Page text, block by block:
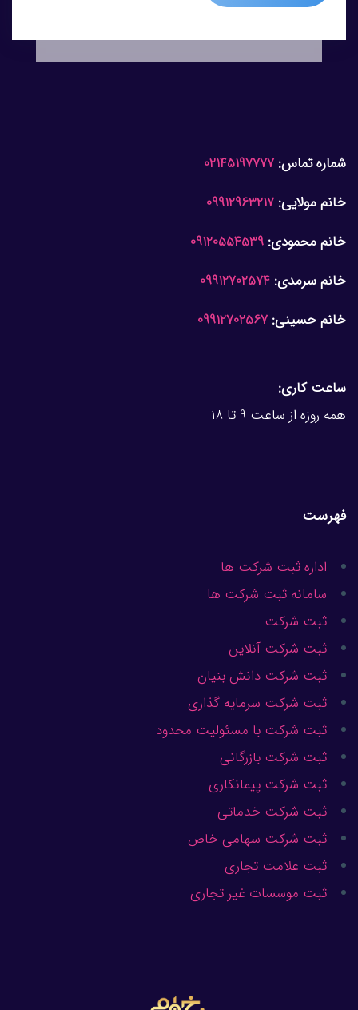
شماره تماس: 02145197777
خانم مولایی: 09912963217
خانم محمودی: 09120554539
خانم سرمدی: 09912702574
خانم حسینی: 09912702567
ساعت کاری:
همه روزه از ساعت 9 تا 18
فهرست
اداره ثبت شرکت ها
سامانه ثبت شرکت ها
ثبت شرکت
ثبت شرکت آنلاین
ثبت شرکت دانش بنیان
ثبت شرکت سرمایه گذاری
ثبت شرکت با مسئولیت محدود
ثبت شرکت بازرگانی
ثبت شرکت پیمانکاری
ثبت شرکت خدماتی
ثبت شرکت سهامی خاص
ثبت علامت تجاری
ثبت موسسات غیر تجاری